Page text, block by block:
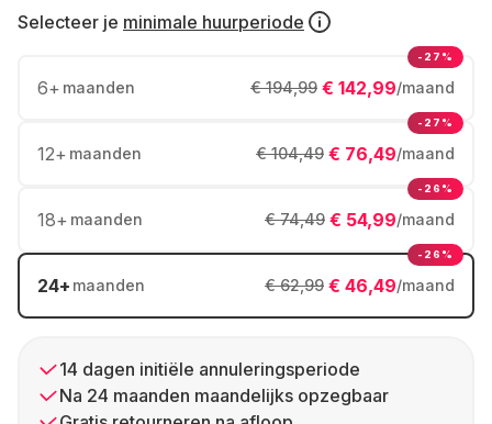
Selecteer je minimale huurperiode
6+ maanden € 142,99/maand
€ 194,99
-27%
12+ maanden € 76,49/maand
€ 104,49
-27%
18+ maanden € 54,99/maand
€ 74,49
-26%
24+ maanden € 46,49/maand
€ 62,99
-26%
14 dagen initiële annuleringsperiode
Na 24 maanden maandelijks opzegbaar